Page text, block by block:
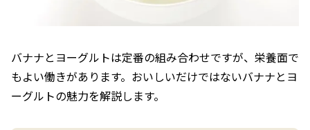
バナナとヨーグルトは定番の組み合わせですが、栄養面で
もよい働きがあります。おいしいだけではないバナナとヨ
ーグルトの魅力を解説します。